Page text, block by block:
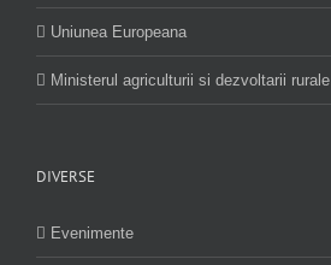
Uniunea Europeana
Ministerul agriculturii si dezvoltarii rurale
DIVERSE
Evenimente